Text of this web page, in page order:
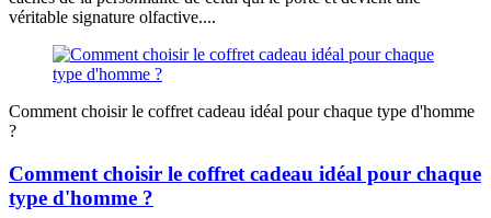
véritable signature olfactive....
Comment choisir le coffret cadeau idéal pour chaque type d'homme
?
Comment choisir le coffret cadeau idéal pour chaque
type d'homme ?